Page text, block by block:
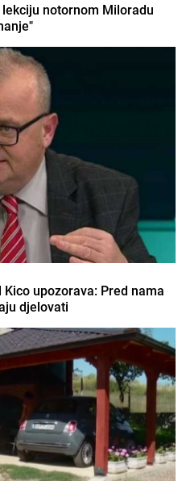
notornom Miloradu
upozorava: Pred nama
djelovati